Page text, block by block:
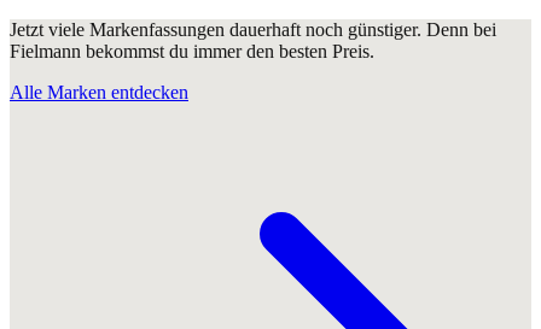
Jetzt viele Markenfassungen dauerhaft noch günstiger. Denn bei
Fielmann bekommst du immer den besten Preis.
Alle Marken entdecken